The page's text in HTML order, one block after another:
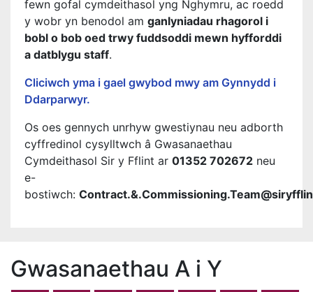
fewn gofal cymdeithasol yng Nghymru, ac roedd
y wobr yn benodol am ganlyniadau rhagorol i
bobl o bob oed trwy fuddsoddi mewn hyfforddi
a datblygu staff.
Cliciwch yma i gael gwybod mwy am Gynnydd i
Ddarparwyr.
Os oes gennych unrhyw gwestiynau neu adborth
cyffredinol cysylltwch â Gwasanaethau
Cymdeithasol Sir y Fflint ar 01352 702672 neu
e-
bostiwch:
Gwasanaethau A i Y